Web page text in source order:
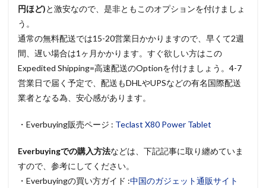
円ほど)と激安なので、是非ともこのオプションを付けましょ
う。
通常の無料配送では15-20営業日かかりますので、早くて2週
間、遅い場合は1ヶ月かかります。すぐ欲しい方はこの
Expedited Shipping=高速配送のOptionを付けましょう。4-7
営業日で届く予定で、配送もDHLやUPSなどの有名国際配送
業者となる為、安心感があります。
・Everbuying販売ページ : Teclast X80 Power Tablet
Everbuyingでの購入方法などは、下記記事に取り纏めていま
すので、参考にしてください。
・Everbuyingの買い方ガイド :中国のガジェット通販サイト